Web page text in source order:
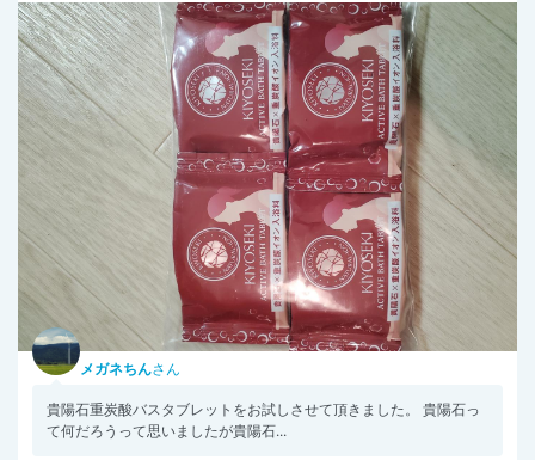
メガネちんさん
貴陽石重炭酸バスタブレットをお試しさせて頂きました。 貴陽石っ
て何だろうって思いましたが貴陽石...